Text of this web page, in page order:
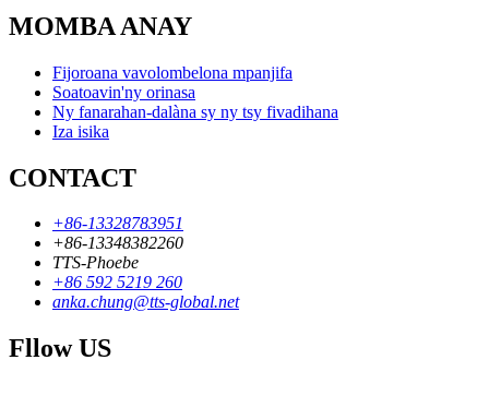
MOMBA ANAY
Fijoroana vavolombelona mpanjifa
Soatoavin'ny orinasa
Ny fanarahan-dalàna sy ny tsy fivadihana
Iza isika
CONTACT
+86-13328783951
+86-13348382260
TTS-Phoebe
+86 592 5219 260
anka.chung@tts-global.net
Fllow US